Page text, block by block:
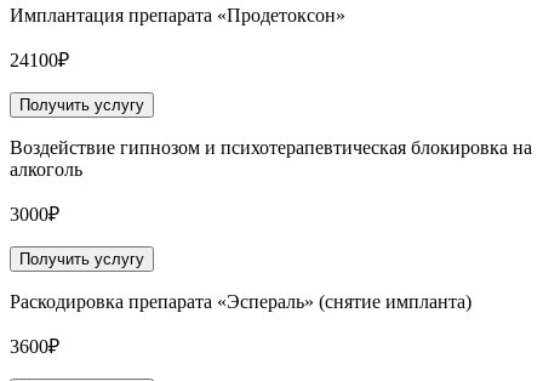
Имплантация препарата «Продетоксон»
24100₽
Получить услугу
Воздействие гипнозом и психотерапевтическая блокировка на
алкоголь
3000₽
Получить услугу
Раскодировка препарата «Эспераль» (снятие импланта)
3600₽